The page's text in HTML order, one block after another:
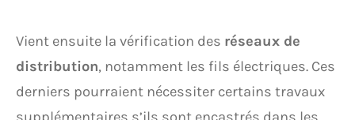
Vient ensuite la vérification des réseaux de
distribution, notamment les fils électriques. Ces
derniers pourraient nécessiter certains travaux
supplémentaires s’ils sont encastrés dans les